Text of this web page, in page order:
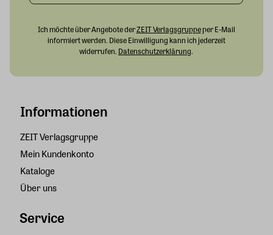
Informationen
ZEIT Verlagsgruppe
Mein Kundenkonto
Kataloge
Über uns
Service
Ich möchte über Angebote derZEIT Verlagsgruppeper E-Mail
informiert werden. Diese Einwilligung kann ich jederzeit
widerrufen. Datenschutzerklärung.